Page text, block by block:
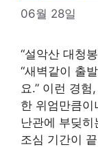
06월 28일
“설악산 대청
“새벽같이 출
요.” 이런 경
한 위엄만큼
난관에 부딪
조심 기간이